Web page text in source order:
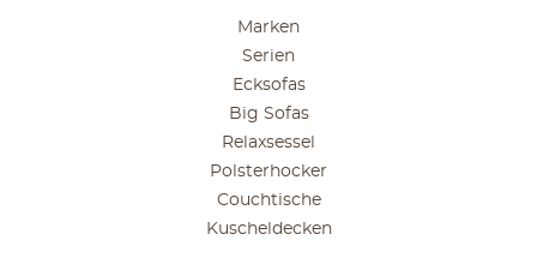
Marken
Serien
Ecksofas
Big Sofas
Relaxsessel
Polsterhocker
Couchtische
Kuscheldecken